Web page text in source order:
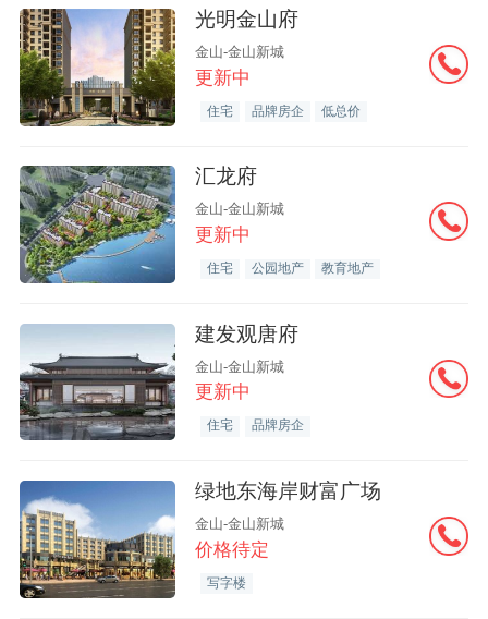
光明金山府
金山-金山新城
更新中
住宅 品牌房企 低总价
汇龙府
金山-金山新城
更新中
住宅 公园地产 教育地产
建发观唐府
金山-金山新城
更新中
住宅 品牌房企
绿地东海岸财富广场
金山-金山新城
价格待定
写字楼